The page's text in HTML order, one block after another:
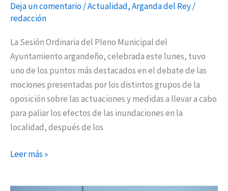
Deja un comentario/Actualidad,Arganda del Rey/
redacción
La Sesión Ordinaria del Pleno Municipal del
Ayuntamiento argandeño, celebrada este lunes, tuvo
uno de los puntos más destacados en el debate de las
mociones presentadas por los distintos grupos de la
oposición sobre las actuaciones y medidas a llevar a cabo
para paliar los efectos de las inundaciones en la
localidad, después de los
Leer más »